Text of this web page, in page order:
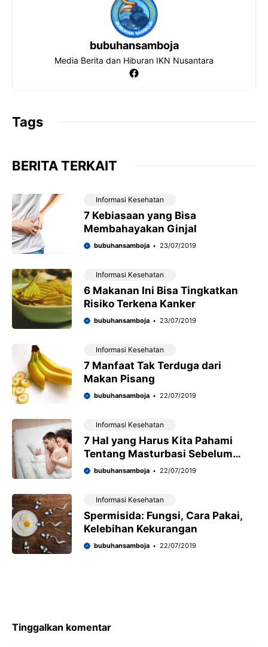
bubuhansamboja
Media Berita dan Hiburan IKN Nusantara
Facebook
Tags
BERITA TERKAIT
Informasi Kesehatan
7 Kebiasaan yang Bisa
Membahayakan Ginjal
bubuhansamboja 23/07/2019
Informasi Kesehatan
6 Makanan Ini Bisa Tingkatkan
Risiko Terkena Kanker
bubuhansamboja 23/07/2019
Informasi Kesehatan
7 Manfaat Tak Terduga dari
Makan Pisang
bubuhansamboja 22/07/2019
Informasi Kesehatan
7 Hal yang Harus Kita Pahami
Tentang Masturbasi Sebelum
Seks
bubuhansamboja 22/07/2019
Informasi Kesehatan
Spermisida: Fungsi, Cara Pakai,
Kelebihan Kekurangan
bubuhansamboja 22/07/2019
Tinggalkan komentar